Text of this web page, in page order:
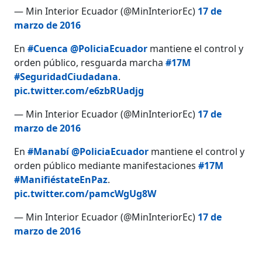
— Min Interior Ecuador (@MinInteriorEc) 17 de
marzo de 2016
En#Cuenca @PoliciaEcuador mantiene el control y
orden público, resguarda marcha#17M
#SeguridadCiudadana.
pic.twitter.com/e6zbRUadjg
— Min Interior Ecuador (@MinInteriorEc) 17 de
marzo de 2016
En#Manabí@PoliciaEcuador mantiene el control y
orden público mediante manifestaciones#17M
#ManifiéstateEnPaz.
pic.twitter.com/pamcWgUg8W
— Min Interior Ecuador (@MinInteriorEc) 17 de
marzo de 2016